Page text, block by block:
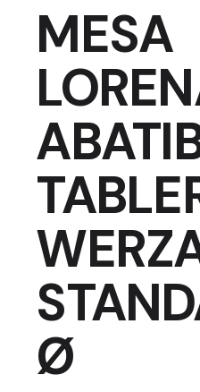
MESA
Ø